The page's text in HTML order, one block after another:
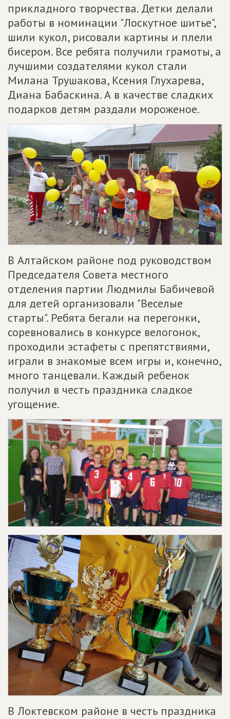
прикладного творчества. Детки делали
работы в номинации "Лоскутное шитье",
шили кукол, рисовали картины и плели
бисером. Все ребята получили грамоты, а
лучшими создателями кукол стали
Милана Трушакова, Ксения Глухарева,
Диана Бабаскина. А в качестве сладких
подарков детям раздали мороженое.
В Алтайском районе под руководством
Председателя Совета местного
отделения партии Людмилы Бабичевой
для детей организовали "Веселые
старты". Ребята бегали на перегонки,
соревновались в конкурсе велогонок,
проходили эстафеты с препятствиями,
играли в знакомые всем игры и, конечно,
много танцевали. Каждый ребенок
получил в честь праздника сладкое
угощение.
В Локтевском районе в честь праздника